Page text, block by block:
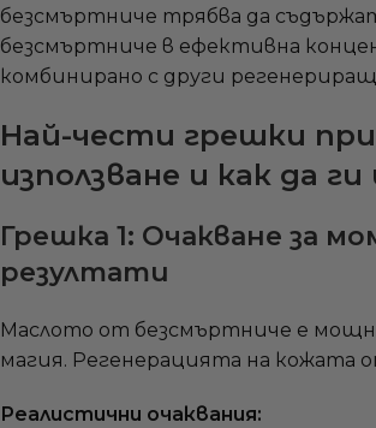
безсмъртниче трябва да
безсмъртниче в ефективна
комбинирано с други
Най-чести грешки при
използване и как да ги
Грешка 1: Очакване за
резултати
Маслото от безсмъртниче е
магия. Регенерацията на кожата
Реалистични очаквания: